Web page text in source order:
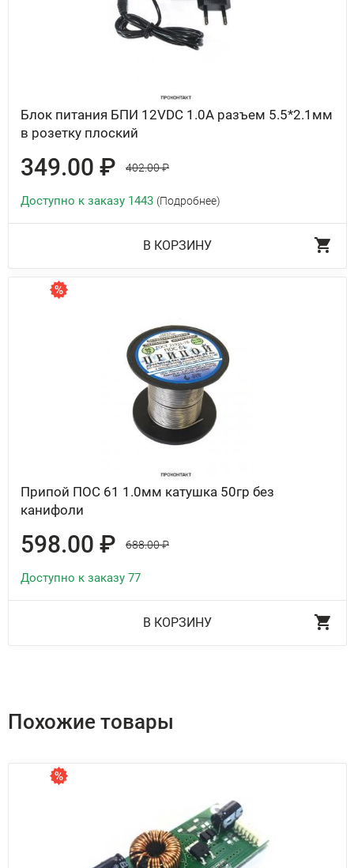
Блок питания БПИ 12VDC 1.0A разъем 5.5*2.1мм
в розетку плоский
349.00 ₽ 402.00 ₽
Доступно к заказу 1443 (Подробнее)
В КОРЗИНУ
Припой ПОС 61 1.0мм катушка 50гр без
канифоли
598.00 ₽ 688.00 ₽
Доступно к заказу 77
В КОРЗИНУ
Похожие товары